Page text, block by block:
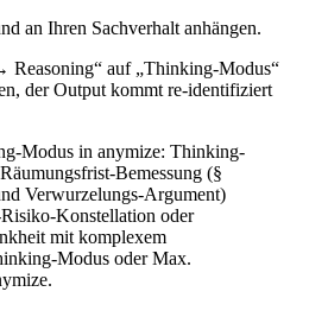
an Ihren Sachverhalt anhängen.
Reasoning“ auf „Thinking-Modus“
der Output kommt re-identifiziert
Modus in anymize: Thinking-
Bemessung (§
Verwurzelungs-Argument)
Konstellation oder
mit komplexem
Modus oder Max.